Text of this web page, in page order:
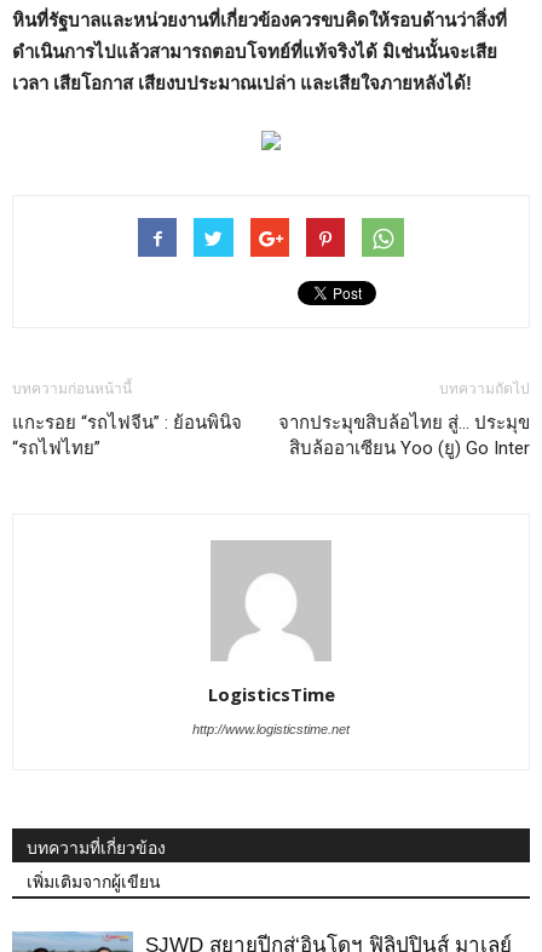
หินที่รัฐบาลและหน่วยงานที่เกี่ยวข้องควรขบคิดให้รอบด้านว่าสิ่งที่
ดำเนินการไปแล้วสามารถตอบโจทย์ที่แท้จริงได้ มิเช่นนั้นจะเสีย
เวลา เสียโอกาส เสียงบประมาณเปล่า และเสียใจภายหลังได้!
บทความก่อนหน้านี้
แกะรอย “รถไฟจีน” : ย้อนพินิจ
“รถไฟไทย”
บทความถัดไป
จากประมุขสิบล้อไทย สู่… ประมุข
สิบล้ออาเซียน Yoo (ยู) Go Inter
LogisticsTime
http://www.logisticstime.net
บทความที่เกี่ยวข้อง
เพิ่มเติมจากผู้เขียน
SJWD สยายปีกสู่‘อินโดฯ ฟิลิปปินส์ มาเลย์